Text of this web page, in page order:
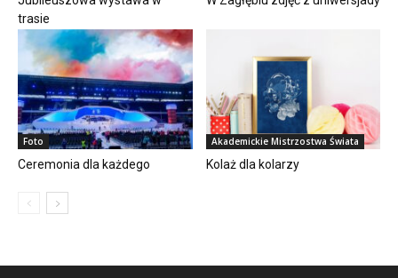
trasie
Foto
Ceremonia dla każdego
Akademickie Mistrzostwa Świata
Kolaż dla kolarzy